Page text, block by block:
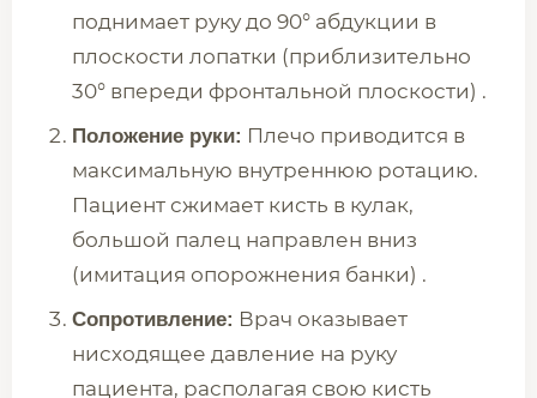
поднимает руку до 90° абдукции в
плоскости лопатки (приблизительно
30° впереди фронтальной плоскости) .
Положение руки: Плечо приводится в
максимальную внутреннюю ротацию.
Пациент сжимает кисть в кулак,
большой палец направлен вниз
(имитация опорожнения банки) .
Сопротивление: Врач оказывает
нисходящее давление на руку
пациента, располагая свою кисть